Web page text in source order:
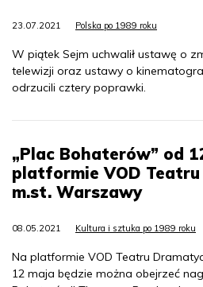
23.07.2021 Polska po 1989 roku
W piątek Sejm uchwalił ustawę o
telewizji oraz ustawy o
odrzucili cztery poprawki.
„Plac Bohaterów” od
platformie VOD
m.st. Warszawy
08.05.2021 Kultura i sztuka po 1989 roku
Na platformie VOD Teatru
12 maja będzie można obejrzeć